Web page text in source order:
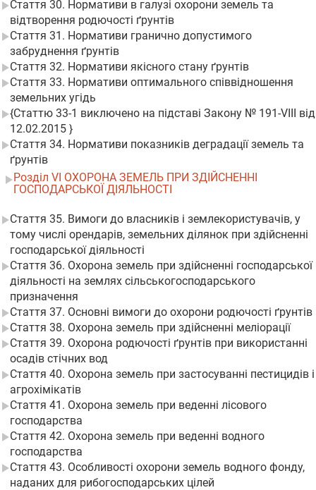
Стаття 30. Нормативи в галузі охорони земель та
відтворення родючості ґрунтів
Стаття 31. Нормативи гранично допустимого
забруднення ґрунтів
Стаття 32. Нормативи якісного стану ґрунтів
Стаття 33. Нормативи оптимального співвідношення
земельних угідь
{Статтю 33-1 виключено на підставі Закону № 191-VIII від
12.02.2015 }
Стаття 34. Нормативи показників деградації земель та
ґрунтів
Розділ VI ОХОРОНА ЗЕМЕЛЬ ПРИ ЗДІЙСНЕННІ
ГОСПОДАРСЬКОЇ ДІЯЛЬНОСТІ
Стаття 35. Вимоги до власників і землекористувачів, у
тому числі орендарів, земельних ділянок при здійсненні
господарської діяльності
Стаття 36. Охорона земель при здійсненні господарської
діяльності на землях сільськогосподарського
призначення
Стаття 37. Основні вимоги до охорони родючості ґрунтів
Стаття 38. Охорона земель при здійсненні меліорації
Стаття 39. Охорона родючості ґрунтів при використанні
осадів стічних вод
Стаття 40. Охорона земель при застосуванні пестицидів і
агрохімікатів
Стаття 41. Охорона земель при веденні лісового
господарства
Стаття 42. Охорона земель при веденні водного
господарства
Стаття 43. Особливості охорони земель водного фонду,
наданих для рибогосподарських цілей